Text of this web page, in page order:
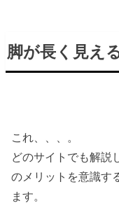
脚が長く見え
これ、、、。
どのサイトでも解説
のメリットを意識す
ます。